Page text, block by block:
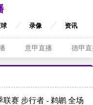
录像 资讯
意甲直播 德甲
联赛 步行者 - 鹈鹕 全场